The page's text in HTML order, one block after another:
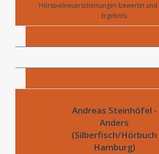
Hörspielneuerscheinungen bewertet
Ergebnis:
Andreas Steinhöfel -
Anders
(Silberfisch/Hörbuch
Hamburg)